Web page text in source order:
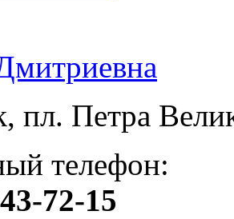
пл. Петра
телефон:
72-15